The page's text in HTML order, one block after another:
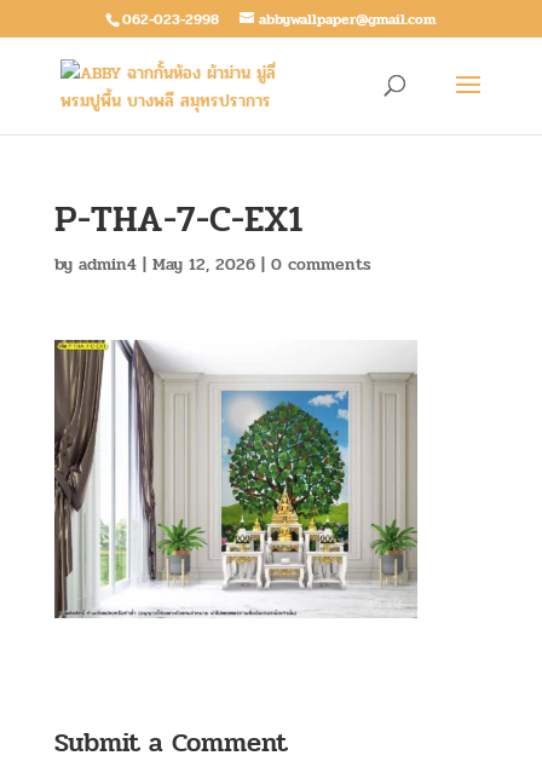
062-023-2998 abbywallpaper@gmail.com
P-THA-7-C-EX1
by admin4| May 12, 2026| 0 comments
Submit a Comment